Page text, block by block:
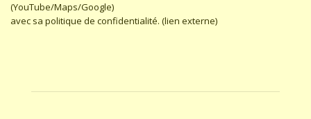
(YouTube/Maps/Google)
avec sa politique de confidentialité. (lien externe)